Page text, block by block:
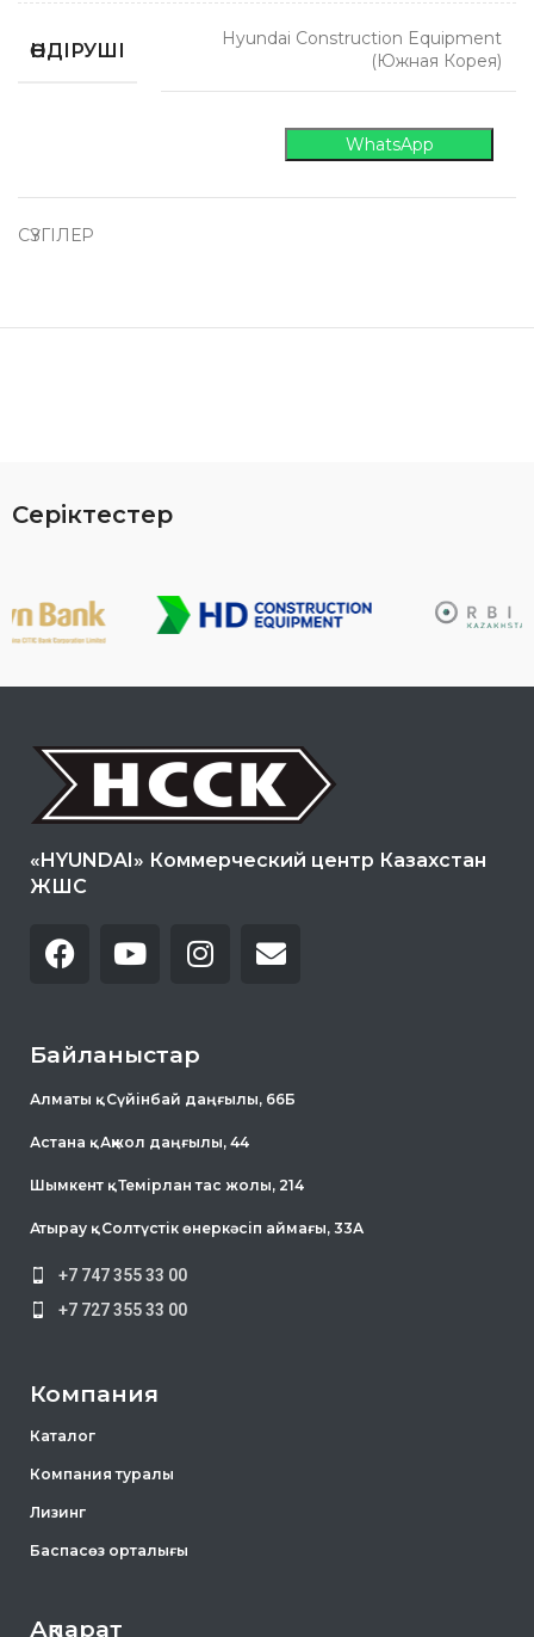
ӨНДІРУШІ
Hyundai Construction Equipment
(Южная Корея)
WhatsApp
СҮЗГІЛЕР
Серіктестер
«HYUNDAI» Коммерческий центр Казахстан
ЖШС
Байланыстар
Алматы қ . Сүйінбай даңғылы, 66Б
Астана қ . Ақжол даңғылы, 44
Шымкент қ . Темірлан тас жолы, 214
Атырау қ . Солтүстік өнеркәсіп аймағы, 33А
+7 747 355 33 00
+7 727 355 33 00
Компания
Каталог
Компания туралы
Лизинг
Баспасөз орталығы
Ақпарат